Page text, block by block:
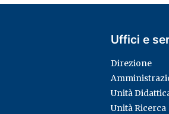
Uffici e
Direzione
Unità
Unità Ricerca